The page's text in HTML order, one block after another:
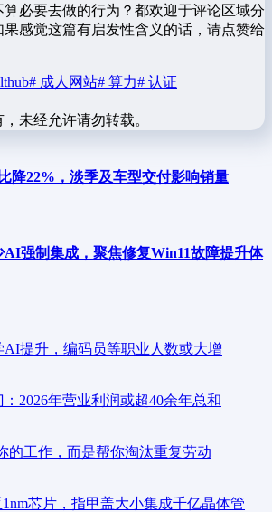
必要去做的行为？都欢迎于评论区域分
感觉这篇有启发性含义的话，请点赞给
# 成人网站# 算力# 认证
未经允许请勿转载。
降22%，淡季及车型交付影响销量
强制集成，聚焦修复Win11故障提升体
提升，编码员等职业人数或大增
2026年营业利润或超40余年总和
的工作，而是帮你淘汰重复劳动
芯片，指甲盖大小集成千亿晶体管